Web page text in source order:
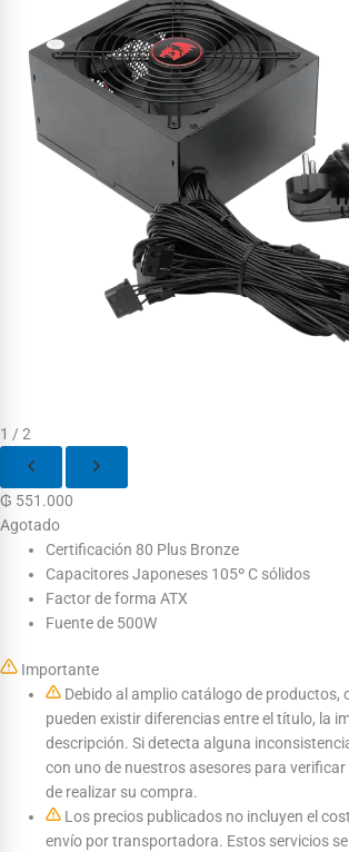
1 / 2
₲ 551.000
Agotado
Certificación 80 Plus Bronze
Capacitores Japoneses 105º C sólidos
Factor de forma ATX
Fuente de 500W
Importante
Debido al amplio catálogo de productos,
pueden existir diferencias entre el título, la
descripción. Si detecta alguna
con uno de nuestros asesores para
de realizar su compra.
Los precios publicados no incluyen el
envío por transportadora. Estos servicios